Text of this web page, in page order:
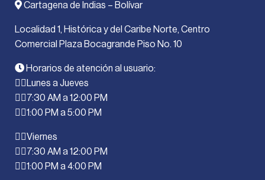
Cartagena de Indias – Bolívar
Localidad 1, Histórica y del Caribe Norte, Centro
Comercial Plaza Bocagrande Piso No. 10
Horarios de atención al usuario:
Lunes a Jueves
7:30 AM a 12:00 PM
1:00 PM a 5:00 PM
Viernes
7:30 AM a 12:00 PM
1:00 PM a 4:00 PM